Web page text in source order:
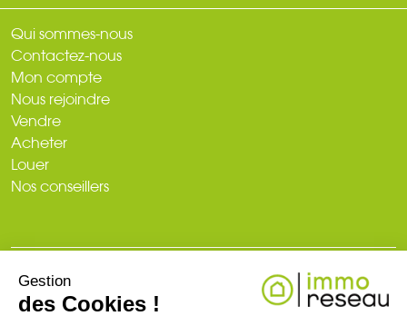
Qui sommes-nous
Contactez-nous
Mon compte
Nous rejoindre
Vendre
Acheter
Louer
Nos conseillers
Plan du site
Mentions légales
Gestion
des Cookies !